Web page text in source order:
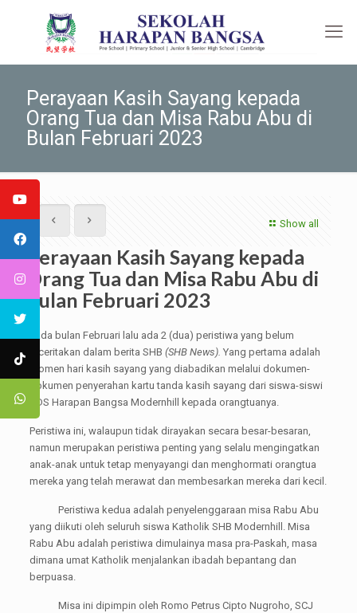
Perayaan Kasih Sayang kepada
Orang Tua dan Misa Rabu Abu di
Bulan Februari 2023
Show all
Perayaan Kasih Sayang kepada
Orang Tua dan Misa Rabu Abu di
Bulan Februari 2023
Pada bulan Februari lalu ada 2 (dua) peristiwa yang belum
diceritakan dalam berita SHB (SHB News). Yang pertama adalah
momen hari kasih sayang yang diabadikan melalui dokumen-
dokumen penyerahan kartu tanda kasih sayang dari siswa-siswi
SDS Harapan Bangsa Modernhill kepada orangtuanya.
Peristiwa ini, walaupun tidak dirayakan secara besar-besaran,
namun merupakan peristiwa penting yang selalu mengingatkan
anak-anak untuk tetap menyayangi dan menghormati orangtua
mereka yang telah merawat dan membesarkan mereka dari kecil.
Peristiwa kedua adalah penyelenggaraan misa Rabu Abu
yang diikuti oleh seluruh siswa Katholik SHB Modernhill. Misa
Rabu Abu adalah peristiwa dimulainya masa pra-Paskah, masa
dimana umat Katholik menjalankan ibadah bepantang dan
berpuasa.
Misa ini dipimpin oleh Romo Petrus Cipto Nugroho, SCJ